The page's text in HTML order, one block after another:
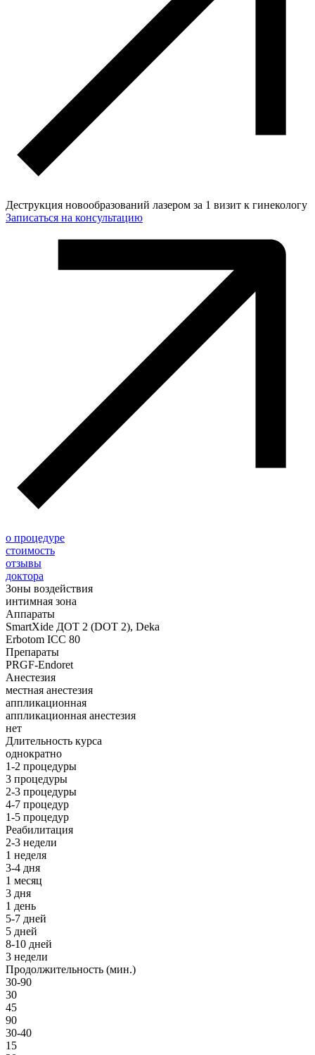
Деструкция новообразований лазером за 1 визит к гинекологу
Записаться на консультацию
о процедуре
стоимость
отзывы
доктора
Зоны воздействия
интимная зона
Аппараты
SmartXide ДОТ 2 (DOT 2), Deka
Erbotom ICC 80
Препараты
PRGF-Endoret
Анестезия
местная анестезия
аппликационная
аппликационная анестезия
нет
Длительность курса
однократно
1-2 процедуры
3 процедуры
2-3 процедуры
4-7 процедур
1-5 процедур
Реабилитация
2-3 недели
1 неделя
3-4 дня
1 месяц
3 дня
1 день
5-7 дней
5 дней
8-10 дней
3 недели
Продолжительность (мин.)
30-90
30
45
90
30-40
15